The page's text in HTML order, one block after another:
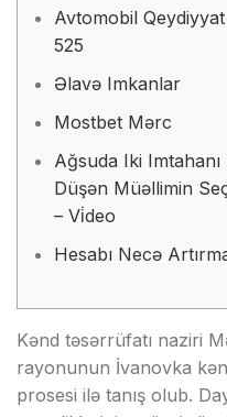
Avtomobil
525
Əlаvə Imkаnlаr
Mоstbеt Mərс
Ağsuda Iki
Düşən Müəllimin
– Vi̇deo
Hеsаbı Nесə
Kənd təsərrüfatı naziri
rayonunun İvanovka
prosesi ilə tanış olub.